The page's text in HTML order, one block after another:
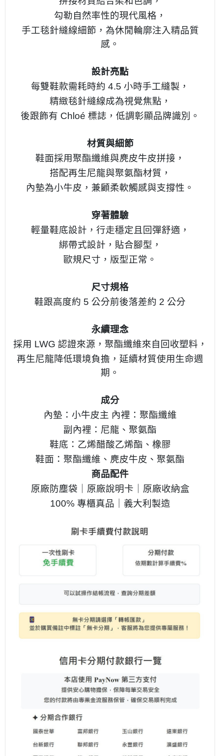
勾勒自然率性的現代風格，
手工毯針縫線細節， 為休閒輪廓注入精品質
感。
設計亮點
每雙鞋款需耗時約 4.5 小時手工縫製，
精緻毯針縫線成為視覺焦點，
後跟飾有 Chloé 標誌， 低調彰顯品牌識別。
材質與細節
鞋面採用聚酯纖維與麂皮牛皮拼接，
搭配再生尼龍與聚氨酯材質，
內墊為小牛皮， 兼顧柔軟觸感與支撐性。
穿著體驗
輕量鞋底設計， 行走穩定且回彈舒適，
綁帶式設計， 貼合腳型，
歐規尺寸， 版型正常。
尺寸規格
鞋跟高度約 5 公分前後落差約 2 公分
永續理念
採用 LWG 認證來源， 聚酯纖維來自回收塑料，
再生尼龍降低環境負擔， 延續材質使用生命週
期。
成分
內墊：小牛皮主 內裡：聚酯纖維
副內裡：尼龍、聚氨酯
鞋底：乙烯醋酸乙烯酯、橡膠
鞋面：聚酯纖維、麂皮牛皮、聚氨酯
商品配件
原廠防塵袋｜原廠說明卡｜原廠收納盒
100% 專櫃真品｜義大利製造